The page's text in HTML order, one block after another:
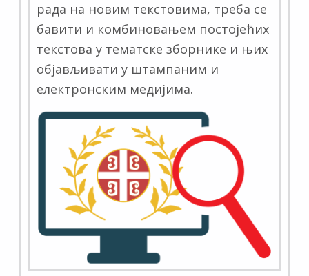
рада на новим текстовима, треба се
бавити и комбиновањем постојећих
текстова у тематске зборнике и њих
објављивати у штампаним и
електронским медијима.